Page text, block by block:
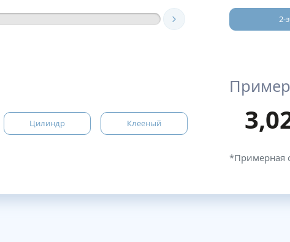
Цилиндр Клееный
2-
*Примерная